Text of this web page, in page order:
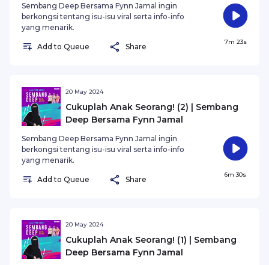
Sembang Deep Bersama Fynn Jamal ingin
berkongsi tentang isu-isu viral serta info-info
yang menarik.
Add to Queue Share
7m 23s
20 May 2024
Cukuplah Anak Seorang! (2) | Sembang
Deep Bersama Fynn Jamal
Sembang Deep Bersama Fynn Jamal ingin
berkongsi tentang isu-isu viral serta info-info
yang menarik.
Add to Queue Share
6m 30s
20 May 2024
Cukuplah Anak Seorang! (1) | Sembang
Deep Bersama Fynn Jamal